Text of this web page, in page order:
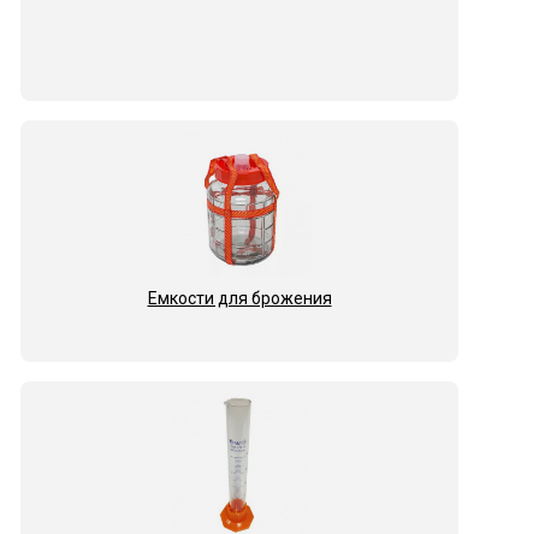
Емкости для брожения